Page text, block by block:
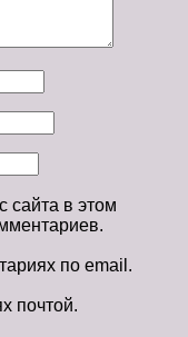
сайта в этом
по email.
почтой.